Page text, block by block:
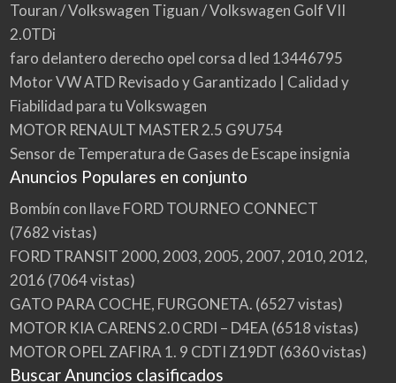
Touran / Volkswagen Tiguan / Volkswagen Golf VII
2.0TDi
faro delantero derecho opel corsa d led 13446795
Motor VW ATD Revisado y Garantizado | Calidad y
Fiabilidad para tu Volkswagen
MOTOR RENAULT MASTER 2.5 G9U754
Sensor de Temperatura de Gases de Escape insignia
Anuncios Populares en conjunto
Bombín con llave FORD TOURNEO CONNECT
(7682 vistas)
FORD TRANSIT 2000, 2003, 2005, 2007, 2010, 2012,
2016 (7064 vistas)
GATO PARA COCHE, FURGONETA. (6527 vistas)
MOTOR KIA CARENS 2.0 CRDI – D4EA (6518 vistas)
MOTOR OPEL ZAFIRA 1. 9 CDTI Z19DT (6360 vistas)
Buscar Anuncios clasificados